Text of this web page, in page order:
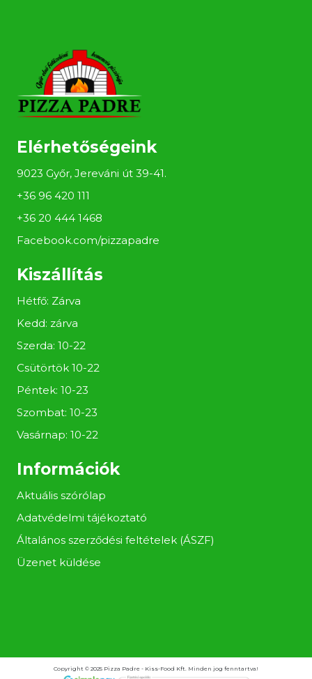
Elérhetőségeink
9023 Győr, Jereváni út 39-41.
+36 96 420 111
+36 20 444 1468
Facebook.com/pizzapadre
Kiszállítás
Hétfő: Zárva
Kedd: zárva
Szerda: 10-22
Csütörtök 10-22
Péntek: 10-23
Szombat: 10-23
Vasárnap: 10-22
Információk
Aktuális szórólap
Adatvédelmi tájékoztató
Általános szerződési feltételek (ÁSZF)
Üzenet küldése
Copyright © 2025 Pizza Padre - Kiss-Food Kft. Minden jog fenntartva!